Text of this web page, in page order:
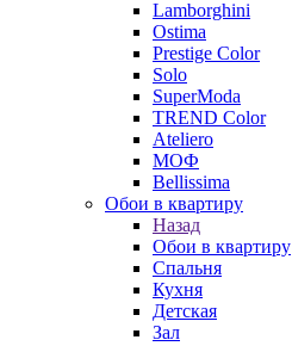
Lamborghini
Ostima
Prestige Color
Solo
SuperModa
TREND Color
Ateliero
МОФ
Bellissima
Обои в квартиру
Назад
Обои в квартиру
Спальня
Кухня
Детская
Зал